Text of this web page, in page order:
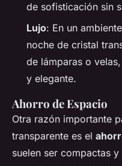
de sofisticación sin
Lujo: En un
noche de cristal
de lámparas o
y elegante.
Ahorro de Espacio
Otra razón importante
transparente es el
suelen ser compactas